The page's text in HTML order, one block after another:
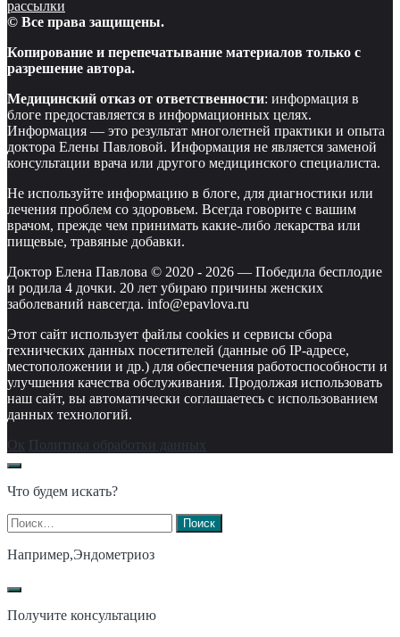
рассылки
© Все права защищены.
Копирование и перепечатывание материалов только с
разрешение автора.
Медицинский отказ от ответственности: информация в
блоге предоставляется в информационных целях.
Информация — это результат многолетней практики и опыта
доктора Елены Павловой. Информация не является заменой
консультации врача или другого медицинского специалиста.
Не используйте информацию в блоге, для диагностики или
лечения проблем со здоровьем. Всегда говорите с вашим
врачом, прежде чем принимать какие-либо лекарства или
пищевые, травяные добавки.
Доктор Елена Павлова © 2020 - 2026 — Победила бесплодие
и родила 4 дочки. 20 лет убираю причины женских
заболеваний навсегда. info@epavlova.ru
Этот сайт использует файлы cookies и сервисы сбора
технических данных посетителей (данные об IP-адресе,
местоположении и др.) для обеспечения работоспособности и
улучшения качества обслуживания. Продолжая использовать
наш сайт, вы автоматически соглашаетесь с использованием
данных технологий.
Ок Политика обработки данных
Что будем искать?
Найти:
Например,Эндометриоз
Получите консультацию